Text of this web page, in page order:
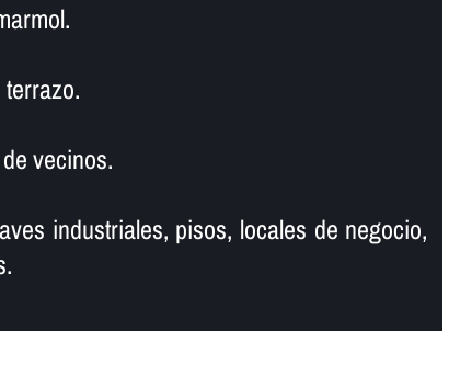
vecinos.
industriales, pisos, locales de negocio,